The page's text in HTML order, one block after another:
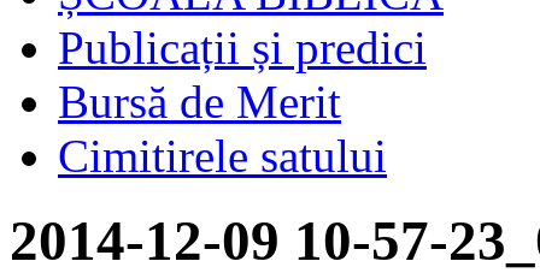
Publicații și predici
Bursă de Merit
Cimitirele satului
2014-12-09 10-57-